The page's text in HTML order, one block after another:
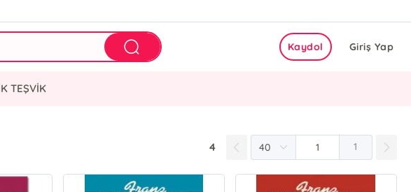
Giriş Yap
Kaydol
TEŞVİK
4 1